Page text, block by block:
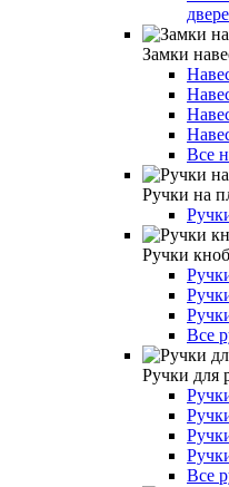
Замки
Все
Ручки на
Ручки
Все
Ручки для
Все